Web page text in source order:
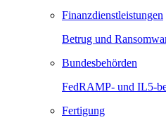
Finanzdienstleistungen
Betrug und
Bundesbehörden
FedRAMP- und IL5-
Fertigung